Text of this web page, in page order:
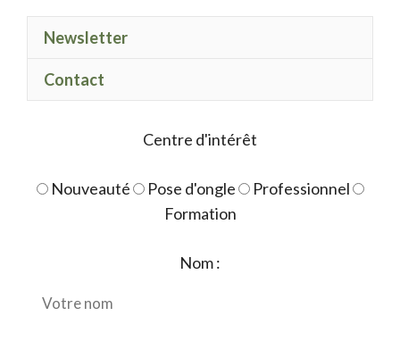
Newsletter
Contact
Centre d'intérêt
Nouveauté Pose d'ongle
Professionnel
Formation
Nom :